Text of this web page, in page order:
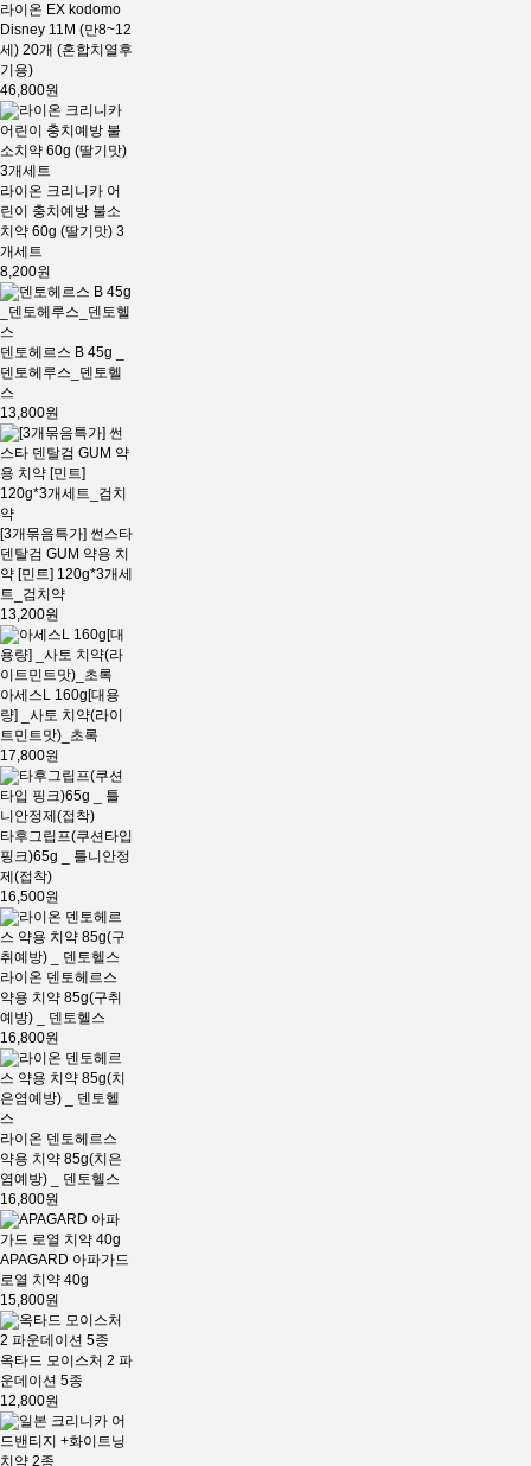
라이온 EX kodomo
Disney 11M (만8~12
세) 20개 (혼합치열후
기용)
46,800원
라이온 크리니카 어
린이 충치예방 불소
치약 60g (딸기맛) 3
개세트
8,200원
덴토헤르스 B 45g _
덴토헤루스_덴토헬
스
13,800원
[3개묶음특가] 썬스타
덴탈검 GUM 약용 치
약 [민트] 120g*3개세
트_검치약
13,200원
아세스L 160g[대용
량] _사토 치약(라이
트민트맛)_초록
17,800원
타후그립프(쿠션타입
핑크)65g _ 틀니안정
제(접착)
16,500원
라이온 덴토헤르스
약용 치약 85g(구취
예방) _ 덴토헬스
16,800원
라이온 덴토헤르스
약용 치약 85g(치은
염예방) _ 덴토헬스
16,800원
APAGARD 아파가드
로열 치약 40g
15,800원
옥타드 모이스처 2 파
운데이션 5종
12,800원